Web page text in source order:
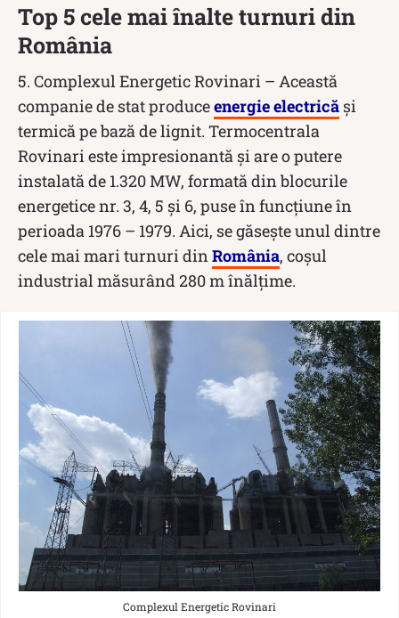
Top 5 cele mai înalte turnuri din
România
5. Complexul Energetic Rovinari – Această
companie de stat produceenergie electrică și
termică pe bază de lignit. Termocentrala
Rovinari este impresionantă și are o putere
instalată de 1.320 MW, formată din blocurile
energetice nr. 3, 4, 5 și 6, puse în funcțiune în
perioada 1976 – 1979. Aici, se găsește unul dintre
cele mai mari turnuri din România, coșul
industrial măsurând 280 m înălțime.
Complexul Energetic Rovinari